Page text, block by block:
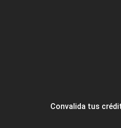
Convalida tus